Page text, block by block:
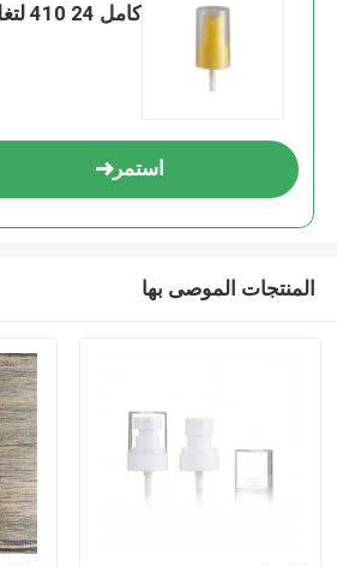
كامل 24 410 لتغليف عطر
استمر
المنتجات الموصى بها